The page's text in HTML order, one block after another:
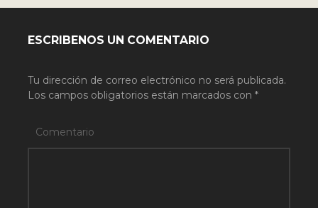
ESCRIBENOS UN COMENTARIO
Tu dirección de correo electrónico no será publicada.
Los campos obligatorios están marcados con *
Comentario